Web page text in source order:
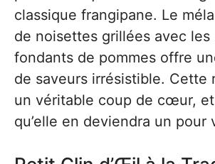
classique frangipane. Le
de noisettes grillées avec les
fondants de pommes offre
de saveurs irrésistible. Cette
un véritable coup de cœur,
qu’elle en deviendra un pour